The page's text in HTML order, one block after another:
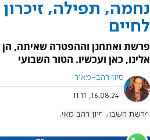
נחמה, תפילה,
לחיים
פרשת ואתחנן וההפטרה שאיתה,
אלינו, כאן ועכשיו. הטור השבועי
סיון רהב-מאיר
16.08.24, 11:11
פרשת השבוע סיון רהב מאיר